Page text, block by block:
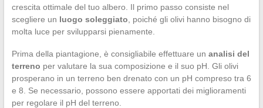
crescita ottimale del tuo albero. Il primo passo consiste nel
scegliere un luogo soleggiato , poiché gli olivi hanno bisogno di
molta luce per svilupparsi pienamente.
Prima della piantagione, è consigliabile effettuare un analisi del
terreno per valutare la sua composizione e il suo pH. Gli olivi
prosperano in un terreno ben drenato con un pH compreso tra 6
e 8. Se necessario, possono essere apportati dei miglioramenti
per regolare il pH del terreno.